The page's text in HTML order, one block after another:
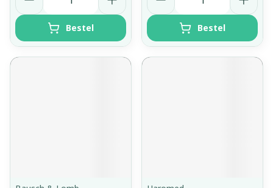
Bestel Bestel